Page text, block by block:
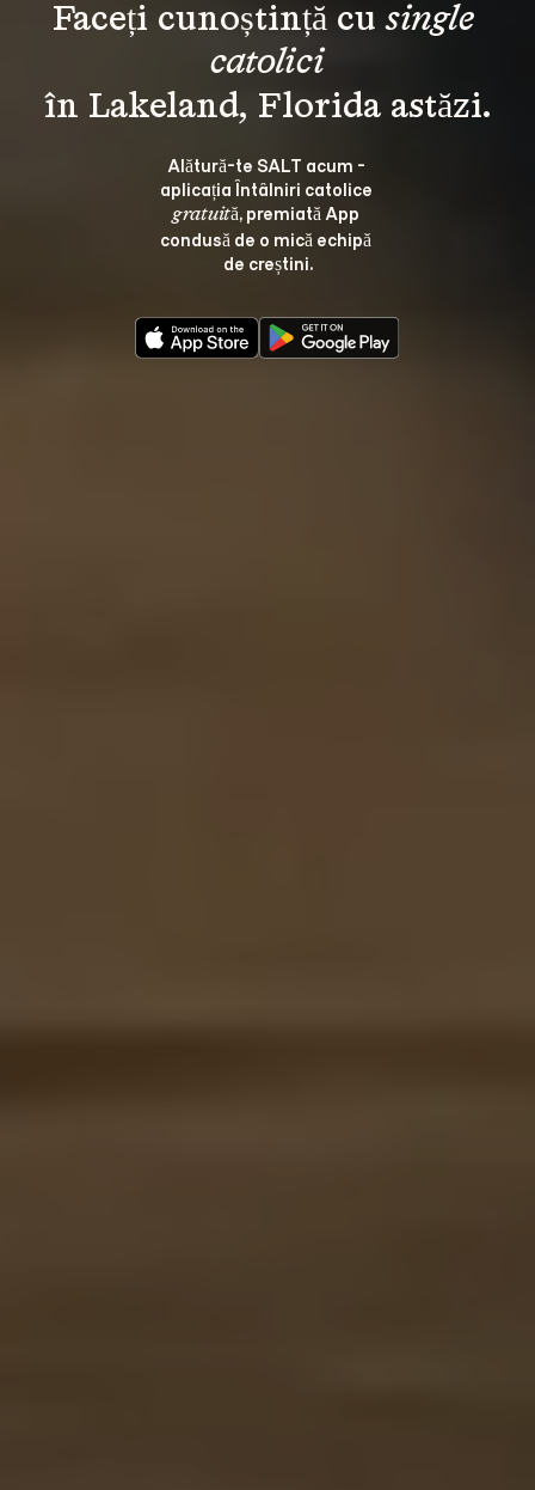
Faceți cunoștință cu single
catolici
Alătură-te SALT acum -
aplicația Întâlniri catolice
gratuită, premiată App
condusă de o mică echipă
de creștini.